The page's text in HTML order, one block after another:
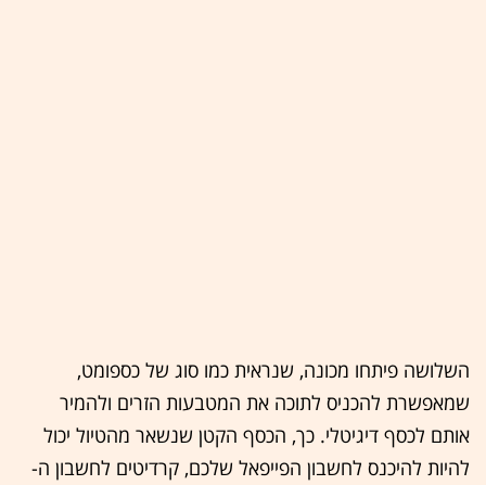
השלושה פיתחו מכונה, שנראית כמו סוג של כספומט,
שמאפשרת להכניס לתוכה את המטבעות הזרים ולהמיר
אותם לכסף דיגיטלי. כך, הכסף הקטן שנשאר מהטיול יכול
להיות להיכנס לחשבון הפייפאל שלכם, קרדיטים לחשבון ה-